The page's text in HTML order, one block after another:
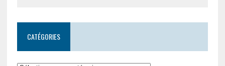
CATÉGORIES